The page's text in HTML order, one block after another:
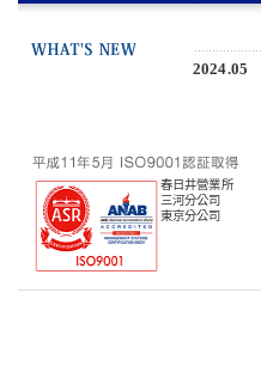
2024.05
春日井營業所
三河分公司
東京分公司